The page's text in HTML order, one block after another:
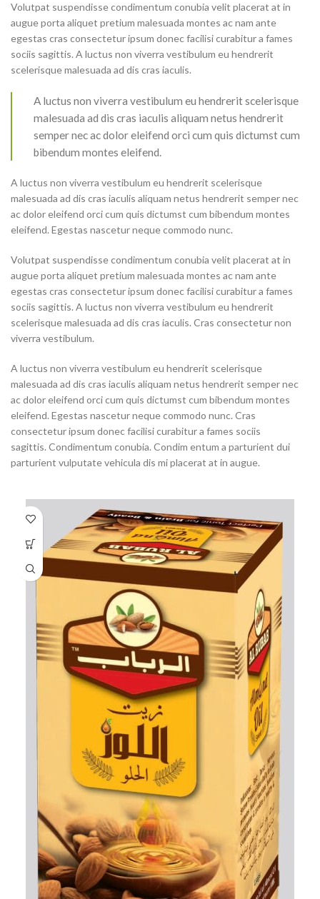
Volutpat suspendisse condimentum conubia velit placerat at in
augue porta aliquet pretium malesuada montes ac nam ante
egestas cras consectetur ipsum donec facilisi curabitur a fames
sociis sagittis. A luctus non viverra vestibulum eu hendrerit
scelerisque malesuada ad dis cras iaculis.
A luctus non viverra vestibulum eu hendrerit scelerisque
malesuada ad dis cras iaculis aliquam netus hendrerit
semper nec ac dolor eleifend orci cum quis dictumst cum
bibendum montes eleifend.
A luctus non viverra vestibulum eu hendrerit scelerisque
malesuada ad dis cras iaculis aliquam netus hendrerit semper nec
ac dolor eleifend orci cum quis dictumst cum bibendum montes
eleifend. Egestas nascetur neque commodo nunc.
Volutpat suspendisse condimentum conubia velit placerat at in
augue porta aliquet pretium malesuada montes ac nam ante
egestas cras consectetur ipsum donec facilisi curabitur a fames
sociis sagittis. A luctus non viverra vestibulum eu hendrerit
scelerisque malesuada ad dis cras iaculis. Cras consectetur non
viverra vestibulum.
A luctus non viverra vestibulum eu hendrerit scelerisque
malesuada ad dis cras iaculis aliquam netus hendrerit semper nec
ac dolor eleifend orci cum quis dictumst cum bibendum montes
eleifend. Egestas nascetur neque commodo nunc. Cras
consectetur ipsum donec facilisi curabitur a fames sociis
sagittis. Condimentum conubia. Condim entum a parturient dui
parturient vulputate vehicula dis mi placerat at in augue.